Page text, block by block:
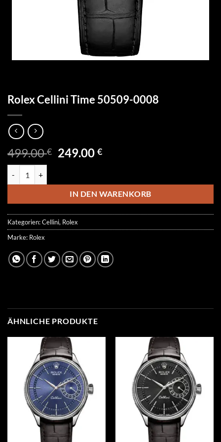
Rolex Cellini Time 50509-0008
499.00€ Ursprünglicher
499.00 €
249.00€Aktueller
249.00 €.
IN DEN WARENKORB
Kategorien:Cellini, Rolex
Marke: Rolex
ÄHNLICHE PRODUKTE